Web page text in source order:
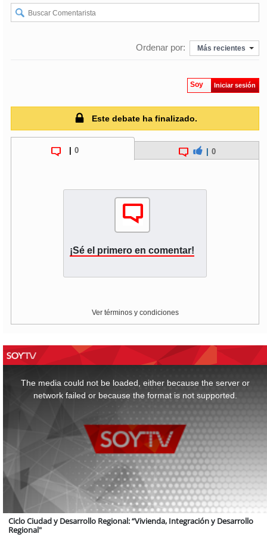
soypuertomontt
Ordenar por: Más recientes
Soy Iniciar sesión
Este debate ha finalizado.
0 0
¡Sé el primero en comentar!
Ver términos y condiciones
The media could not be loaded, either because the server or
network failed or because the format is not supported.
Ciclo Ciudad y Desarrollo Regional: “Vivienda, Integración y Desarrollo
Regional"